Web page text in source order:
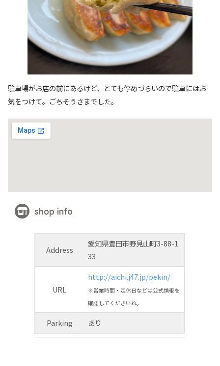
駐車場がお店の前にあるけど、とても停めづらいので駐車にはお
気をつけて。ごちそうさまでした。
shop info
Address
愛知県豊田市野見山町3-88-1
33
URL
http://aichi.j47.jp/pekin/
※営業時間・定休日などは公式情報を
確認してくださいね。
Parking あり